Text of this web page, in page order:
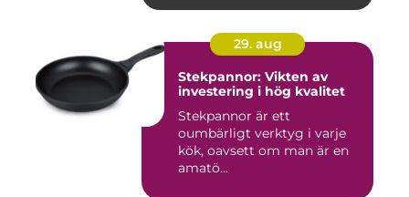
29. aug
Stekpannor: Vikten av
investering i hög kvalitet
Stekpannor är ett
oumbärligt verktyg i varje
kök, oavsett om man är en
amatö...